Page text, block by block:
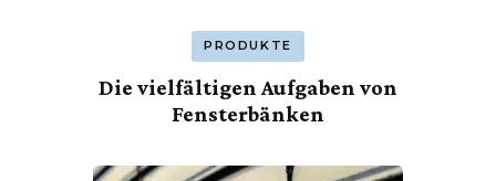
PRODUKTE
Die vielfältigen Aufgaben von
Fensterbänken